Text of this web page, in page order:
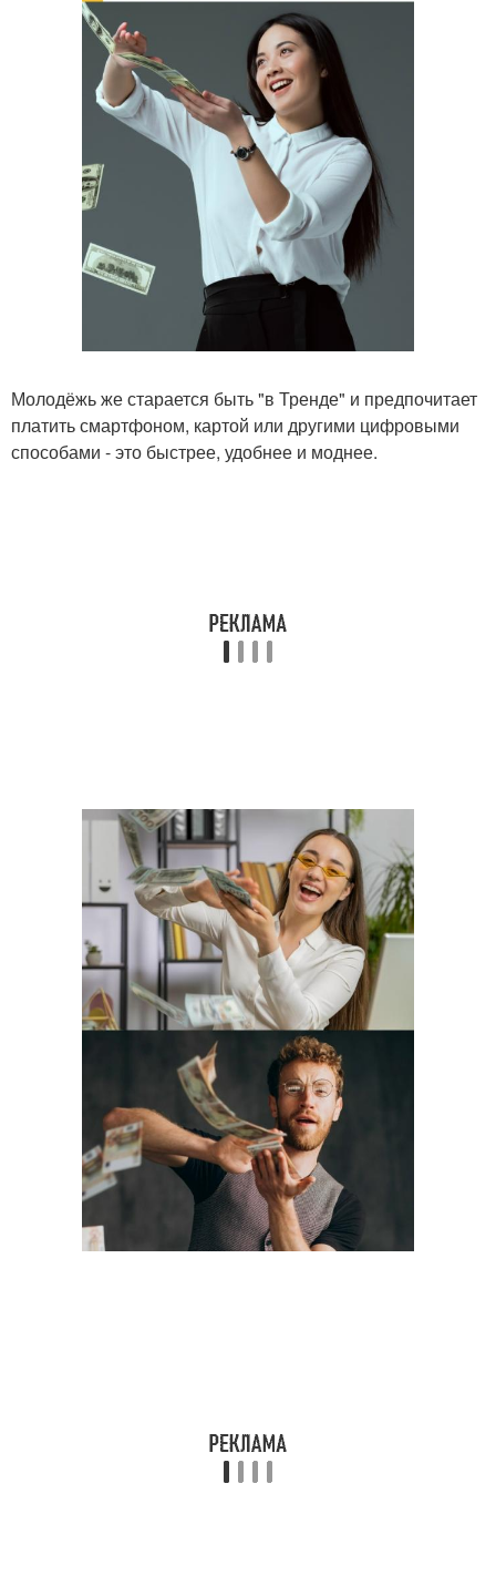
Молодёжь же старается быть "в Тренде" и предпочитает
платить смартфоном, картой или другими цифровыми
способами - это быстрее, удобнее и моднее.